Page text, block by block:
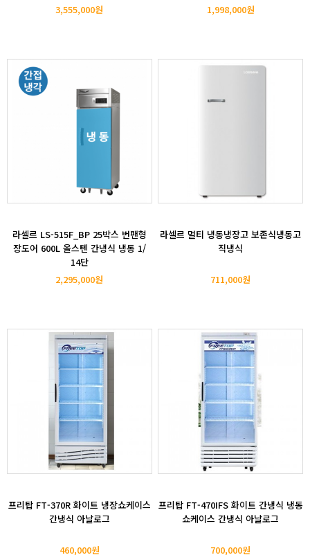
3,555,000원
1,998,000원
라셀르 LS-515F_BP 25박스 번팬형
장도어 600L 올스텐 간냉식 냉동 1/
14단
2,295,000원
라셀르 멀티 냉동냉장고 보존식냉동고
직냉식
711,000원
프리탑 FT-370R 화이트 냉장쇼케이스
간냉식 아날로그
460,000원
프리탑 FT-470IFS 화이트 간냉식 냉동
쇼케이스 간냉식 아날로그
700,000원